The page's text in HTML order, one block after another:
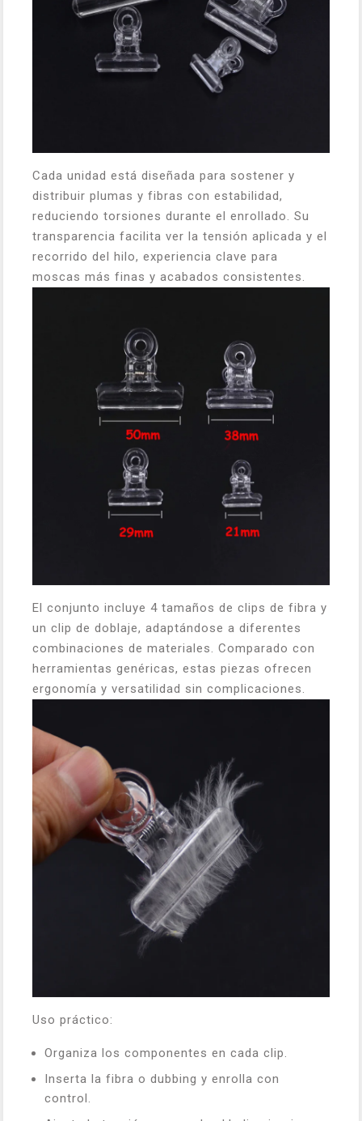
Cada unidad está diseñada para sostener y
distribuir plumas y fibras con estabilidad,
reduciendo torsiones durante el enrollado. Su
transparencia facilita ver la tensión aplicada y el
recorrido del hilo, experiencia clave para
moscas más finas y acabados consistentes.
El conjunto incluye 4 tamaños de clips de fibra y
un clip de doblaje, adaptándose a diferentes
combinaciones de materiales. Comparado con
herramientas genéricas, estas piezas ofrecen
ergonomía y versatilidad sin complicaciones.
Uso práctico:
Organiza los componentes en cada clip.
Inserta la fibra o dubbing y enrolla con
control.